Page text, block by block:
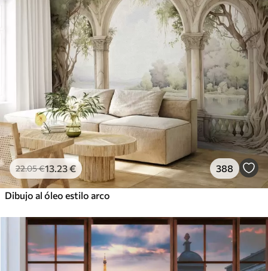
22.05€13.23€ 388
Dibujo al óleo estilo arco